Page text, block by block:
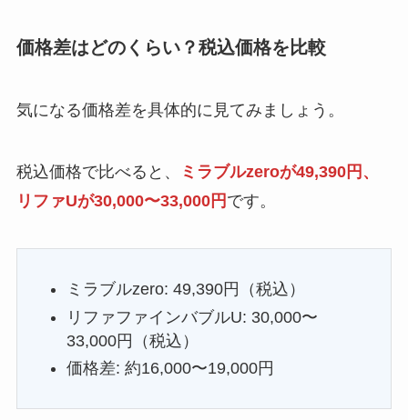
価格差はどのくらい？税込価格を比較
気になる価格差を具体的に見てみましょう。
税込価格で比べると、
ミラブルzeroが49,390円、
リファUが30,000〜33,000円 です。
ミラブルzero: 49,390円（税込）
リファファインバブルU: 30,000〜
33,000円（税込）
価格差: 約16,000〜19,000円